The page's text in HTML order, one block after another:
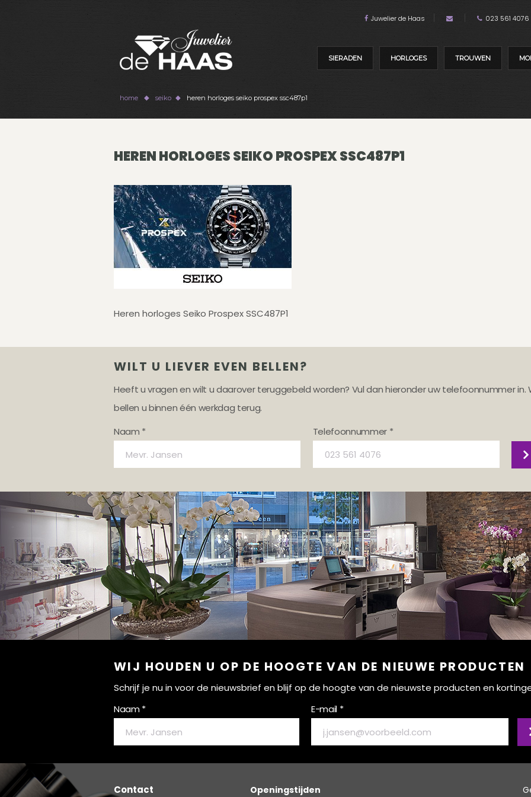
Juwelier de Haas 023 561 4076
SIERADEN HORLOGES TROUWEN
home seiko heren horloges seiko prospex ssc487p1
HEREN HORLOGES SEIKO PROSPEX SSC487P1
Heren horloges Seiko Prospex SSC487P1
WILT U LIEVER EVEN BELLEN?
Heeft u vragen en wilt u daarover teruggebeld worden? Vul dan hieronder uw telefoonnummer in.
bellen u binnen één werkdag terug.
Naam *
Telefoonnummer *
WIJ HOUDEN U OP DE HOOGTE VAN DE NIEUWE PRODUCTEN
Schrijf je nu in voor de nieuwsbrief en blijf op de hoogte van de nieuwste producten en
Naam *
E-mail *
Contact
Openingstijden